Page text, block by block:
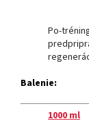
Po-
Balenie:
1000 ml